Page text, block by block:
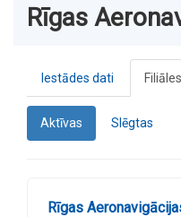
Rīgas
Iestādes dati Filiāles
Aktīvas Slēgtas
Rīgas